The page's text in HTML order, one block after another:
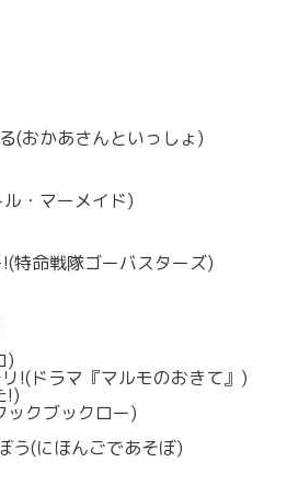
(おかあさんといっしょ)
・マーメイド)
特命戦隊ゴーバスターズ)
)
!(ドラマ『マルモのおきて』)
!)
ックブックロー)
う(にほんごであそぼ)